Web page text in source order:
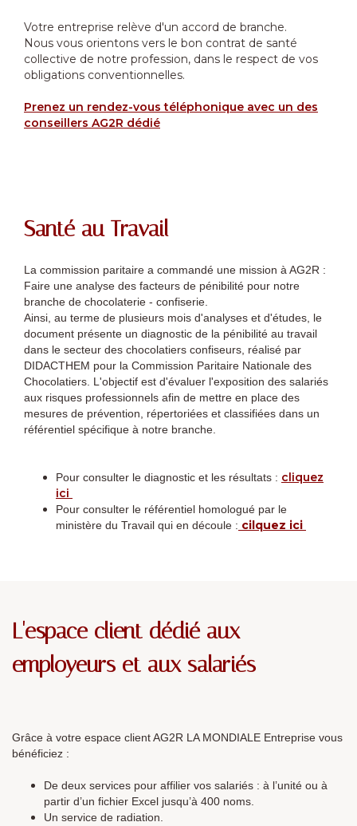
Votre entreprise relève d'un accord de branche.
Nous vous orientons vers le bon contrat de santé
collective de notre profession, dans le respect de vos
obligations conventionnelles.
Prenez un rendez-vous téléphonique avec un des
conseillers AG2R dédié
Santé au Travail
La commission paritaire a commandé une mission à AG2R :
Faire une analyse des facteurs de pénibilité pour notre
branche de chocolaterie - confiserie.
Ainsi, au terme de plusieurs mois d'analyses et d'études, le
document présente un diagnostic de la pénibilité au travail
dans le secteur des chocolatiers confiseurs, réalisé par
DIDACTHEM pour la Commission Paritaire Nationale des
Chocolatiers. L'objectif est d'évaluer l'exposition des salariés
aux risques professionnels afin de mettre en place des
mesures de prévention, répertoriées et classifiées dans un
référentiel spécifique à notre branche.
Pour consulter le diagnostic et les résultats : cliquez
ici
Pour consulter le référentiel homologué par le
ministère du Travail qui en découle : cilquez ici
L'espace client dédié aux
employeurs et aux salariés
Grâce à votre espace client AG2R LA MONDIALE Entreprise vous
bénéficiez :
De deux services pour affilier vos salariés : à l’unité ou à
partir d’un fichier Excel jusqu’à 400 noms.
Un service de radiation.